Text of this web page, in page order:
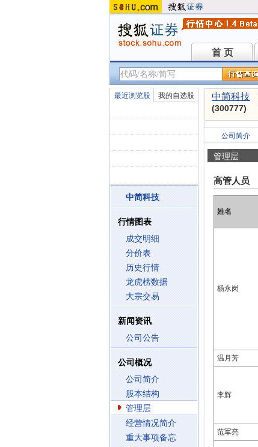
首 页
首 页
最近浏览股 我的自选股
中简科技
行情图表
成交明细
分价表
历史行情
龙虎榜数据
大宗交易
新闻资讯
公司公告
公司概况
公司简介
股本结构
管理层
经营情况简介
重大事项备忘
中简科技
(300777)
公司简介
管理层
高管人员
姓名
杨永岗
温月芳
李辉
范军亮